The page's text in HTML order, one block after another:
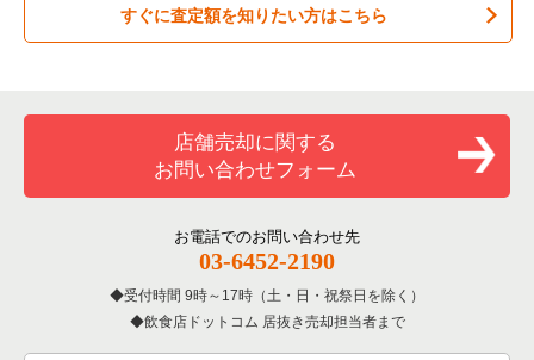
居酒屋・ダイニングバーの居抜き売却物件の案件一覧
洋食の居抜き売却物件の案件一覧
その他の居抜き売却物件の案件一覧
練馬区の飲食店の居抜き売却物件の案件一覧
北区の飲食店の居抜き売却物件の案件一覧
江戸川区の飲食店の居抜き売却物件の案件一覧
墨田区の飲食店の居抜き売却物件の案件一覧
東京23区のお弁当・惣菜・デリの居抜き売却物件の案件一覧
東京23区のバーの居抜き売却物件の案件一覧
東京23区の居酒屋・ダイニングバーの居抜き売却物件の案件一
東京23区の専門料理の居抜き売却物件の案件一覧
東京23区の和食の居抜き売却物件の案件一覧
板橋区の居酒屋・ダイニングバーの居抜き売却物件の案件一覧
板橋区の洋食の居抜き売却物件の案件一覧
板橋区のその他の居抜き売却物件の案件一覧
すぐに査定額を知りたい方はこちら
店舗売却に関する
お問い合わせフォーム
お電話でのお問い合わせ先
03-6452-2190
受付時間 9時～17時（土・日・祝祭日を除く）
飲食店ドットコム 居抜き売却担当者まで